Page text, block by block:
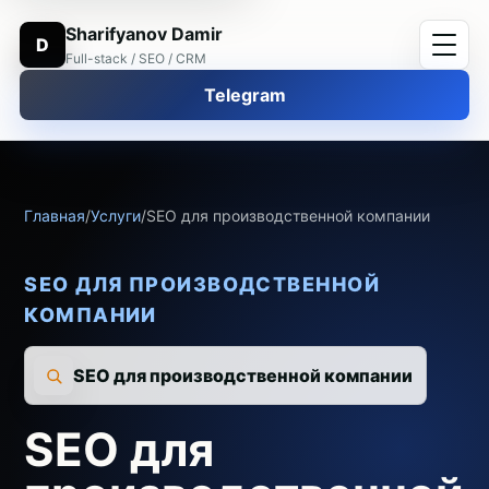
D Sharifyanov Damir
Full-stack / SEO / CRM
Telegram
Главная/Услуги/SEO для производственной компании
SEO ДЛЯ ПРОИЗВОДСТВЕННОЙ
КОМПАНИИ
SEO для производственной компании
SEO для